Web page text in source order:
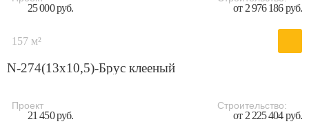
25 000 руб. от 2 976 186 руб.
157 м²
N-274(13x10,5)-Брус клееный
Проект
21 450 руб.
Строительство:
от 2 225 404 руб.